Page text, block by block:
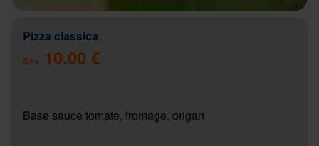
Pizza classica
Dès 10.00 €
Base sauce tomate, fromage, origan